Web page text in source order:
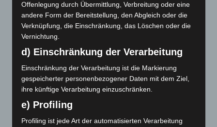
Februar 2018
Dezember 2017
November 2017
Abwehrmechanismen Achtsamkeit
Bindungstheorie Embodiment
Entwicklungspsychologie Epigenetik Erzählen
Offenlegung durch Übermittlung, Verbreitung oder eine
andere Form der Bereitstellung, den Abgleich oder die
Verknüpfung, die Einschränkung, das Löschen oder die
Vernichtung.
d) Einschränkung der Verarbeitung
Einschränkung der Verarbeitung ist die Markierung
gespeicherter personenbezogener Daten mit dem Ziel,
ihre künftige Verarbeitung einzuschränken.
e) Profiling
Profiling ist jede Art der automatisierten Verarbeitung